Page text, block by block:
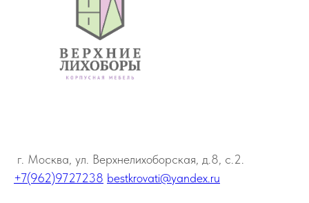
г. Москва, ул. Верхнелихоборская, д.8, с.2.
+7(962)9727238 bestkrovati@yandex.ru